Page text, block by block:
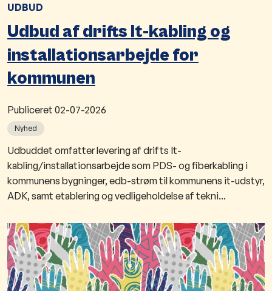
UDBUD
Udbud af drifts It-kabling og
installationsarbejde for
kommunen
Publiceret 02-07-2026
Nyhed
Udbuddet omfatter levering af drifts It-
kabling/installationsarbejde som PDS- og fiberkabling i
kommunens bygninger, edb-strøm til kommunens it-udstyr,
ADK, samt etablering og vedligeholdelse af tekni...